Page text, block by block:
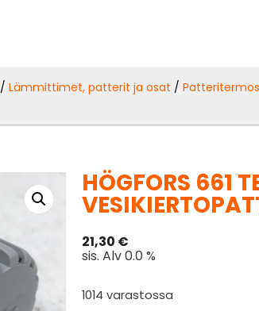
/Lämmittimet, patterit ja osat /
HÖGFORS 661
21,30 €
sis. Alv 0.0 %
1014 varastossa